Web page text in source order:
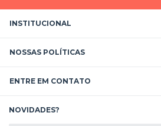
INSTITUCIONAL
NOSSAS POLÍTICAS
ENTRE EM CONTATO
NOVIDADES?